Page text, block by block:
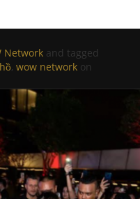
Network and tagged
, wow network on